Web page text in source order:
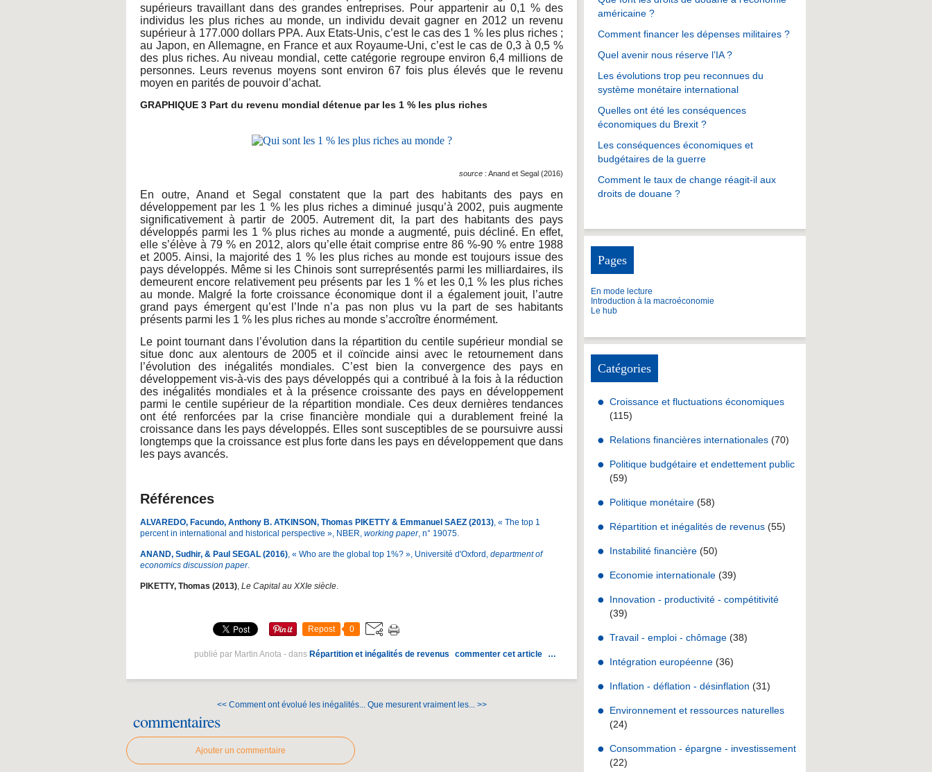
supérieurs travaillant dans des grandes entreprises. Pour appartenir au 0,1 % des
individus les plus riches au monde, un individu devait gagner en 2012 un revenu
supérieur à 177.000 dollars PPA. Aux Etats-Unis, c’est le cas des 1 % les plus riches ;
au Japon, en Allemagne, en France et aux Royaume-Uni, c’est le cas de 0,3 à 0,5 %
des plus riches. Au niveau mondial, cette catégorie regroupe environ 6,4 millions de
personnes. Leurs revenus moyens sont environ 67 fois plus élevés que le revenu
moyen en parités de pouvoir d’achat.
GRAPHIQUE 3 Part du revenu mondial détenue par les 1 % les plus riches
source : Anand et Segal (2016)
En outre, Anand et Segal constatent que la part des habitants des pays en
développement par les 1 % les plus riches a diminué jusqu’à 2002, puis augmente
significativement à partir de 2005. Autrement dit, la part des habitants des pays
développés parmi les 1 % plus riches au monde a augmenté, puis décliné. En effet,
elle s’élève à 79 % en 2012, alors qu’elle était comprise entre 86 %-90 % entre 1988
et 2005. Ainsi, la majorité des 1 % les plus riches au monde est toujours issue des
pays développés. Même si les Chinois sont surreprésentés parmi les milliardaires, ils
demeurent encore relativement peu présents par les 1 % et les 0,1 % les plus riches
au monde. Malgré la forte croissance économique dont il a également jouit, l’autre
grand pays émergent qu’est l’Inde n’a pas non plus vu la part de ses habitants
présents parmi les 1 % les plus riches au monde s’accroître énormément.
Le point tournant dans l’évolution dans la répartition du centile supérieur mondial se
situe donc aux alentours de 2005 et il coïncide ainsi avec le retournement dans
l’évolution des inégalités mondiales. C’est bien la convergence des pays en
développement vis-à-vis des pays développés qui a contribué à la fois à la réduction
des inégalités mondiales et à la présence croissante des pays en développement
parmi le centile supérieur de la répartition mondiale. Ces deux dernières tendances
ont été renforcées par la crise financière mondiale qui a durablement freiné la
croissance dans les pays développés. Elles sont susceptibles de se poursuivre aussi
longtemps que la croissance est plus forte dans les pays en développement que dans
les pays avancés.
Références
ALVAREDO, Facundo, Anthony B. ATKINSON, Thomas PIKETTY & Emmanuel SAEZ (2013), « The top 1
percent in international and historical perspective », NBER, working paper, n° 19075.
ANAND, Sudhir, & Paul SEGAL (2016), « Who are the global top 1%? », Université d'Oxford, department of
economics discussion paper.
PIKETTY, Thomas (2013), Le Capital au XXIe siècle.
Repost 0
publié par Martin Anota - dans Répartition et inégalités de revenus commenter cet article …
<< Comment ont évolué les inégalités... Que mesurent vraiment les... >>
commentaires
Ajouter un commentaire
américaine ?
Comment financer les dépenses militaires ?
Quel avenir nous réserve l’IA ?
Les évolutions trop peu reconnues du
système monétaire international
Quelles ont été les conséquences
économiques du Brexit ?
Les conséquences économiques et
budgétaires de la guerre
Comment le taux de change réagit-il aux
droits de douane ?
Pages
En mode lecture
Introduction à la macroéconomie
Le hub
Catégories
Croissance et fluctuations économiques
(115)
Relations financières internationales (70)
Politique budgétaire et endettement public
(59)
Politique monétaire (58)
Répartition et inégalités de revenus (55)
Instabilité financière (50)
Economie internationale (39)
Innovation - productivité - compétitivité
(39)
Travail - emploi - chômage (38)
Intégration européenne (36)
Inflation - déflation - désinflation (31)
Environnement et ressources naturelles
(24)
Consommation - épargne - investissement
(22)